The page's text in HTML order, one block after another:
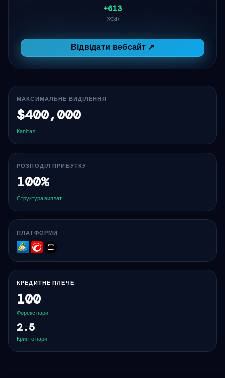
+613
(90d)
Відвідати вебсайт ↗
МАКСИМАЛЬНЕ ВИДІЛЕННЯ
$400,000
Капітал
РОЗПОДІЛ ПРИБУТКУ
100%
Структура виплат
ПЛАТФОРМИ
MT5cTraderTradeLocker
КРЕДИТНЕ ПЛЕЧЕ
100
Форекс пари
2.5
Крипто пари